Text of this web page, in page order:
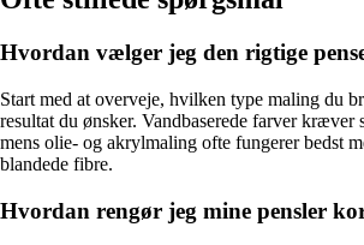
Hvordan vælger jeg den rigtige
Start med at overveje, hvilken type maling du
resultat du ønsker. Vandbaserede farver kræver
mens olie- og akrylmaling ofte fungerer bedst
blandede fibre.
Hvordan rengør jeg mine pensler